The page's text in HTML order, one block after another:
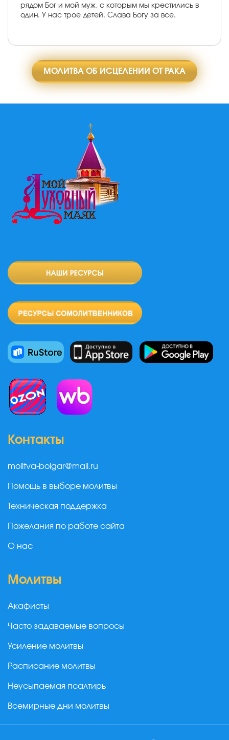
рядом Бог и мой муж, с которым мы крестились в
один. У нас трое детей. Слава Богу за все.
МОЛИТВА ОБ ИСЦЕЛЕНИИ ОТ РАКА
Контакты
molitva-bolgar@mail.ru
Помощь в выборе молитвы
Техническая поддержка
Пожелания по работе сайта
О нас
Молитвы
Акафисты
Часто задаваемые вопросы
Усиление молитвы
Расписание молитвы
Неусыпаемая псалтирь
Всемирные дни молитвы